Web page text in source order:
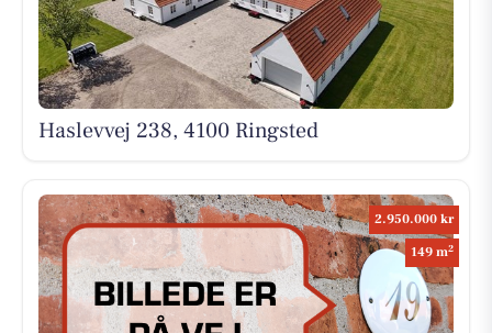
Haslevvej 238, 4100 Ringsted
2.950.000 kr
149 m2